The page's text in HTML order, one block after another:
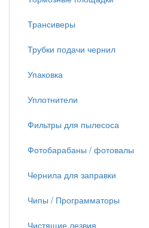
Трансиверы
Трубки подачи чернил
Упаковка
Уплотнители
Фильтры для пылесоса
Фотобарабаны / фотовалы
Чернила для заправки
Чипы / Программаторы
Чистящие лезвия